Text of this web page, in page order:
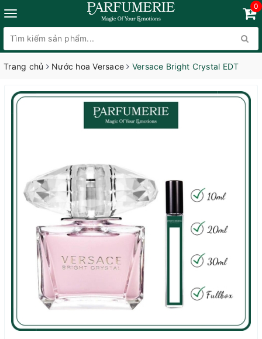
0
Trang chủ Nước hoa Versace Versace Bright Crystal EDT